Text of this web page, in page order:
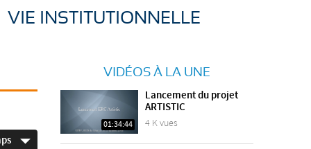
VIE INSTITUTIONNELLE
VIDÉOS À LA UNE
01:34:44
Lancement du projet
ARTISTIC
4 K vues